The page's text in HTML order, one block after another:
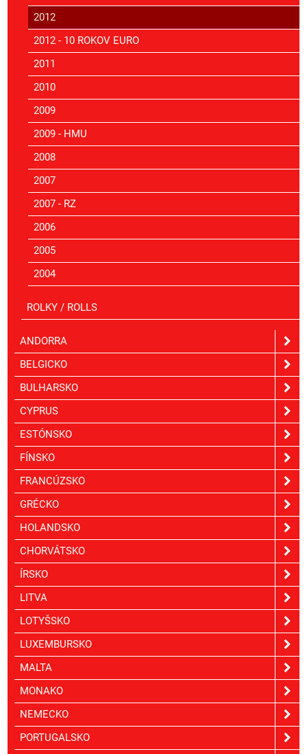
2012
2012 - 10 ROKOV EURO
2011
2010
2009
2009 - HMU
2008
2007
2007 - RZ
2006
2005
2004
ROLKY / ROLLS
ANDORRA
BELGICKO
BULHARSKO
CYPRUS
ESTÓNSKO
FÍNSKO
FRANCÚZSKO
GRÉCKO
HOLANDSKO
CHORVÁTSKO
ÍRSKO
LITVA
LOTYŠSKO
LUXEMBURSKO
MALTA
MONAKO
NEMECKO
PORTUGALSKO